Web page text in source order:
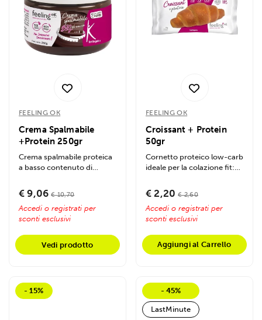
FEELING OK
Crema Spalmabile
+Protein 250gr
Crema spalmabile proteica
a basso contenuto di
colazioni e...
€ 9,06 € 10,70
Accedi o registrati per
sconti esclusivi
Vedi prodotto
FEELING OK
Croissant + Protein
50gr
Cornetto proteico low-carb
ideale per la colazione fit:
€ 2,20 € 2,60
Accedi o registrati per
sconti esclusivi
Aggiungi al Carrello
- 15% - 45%
LastMinute